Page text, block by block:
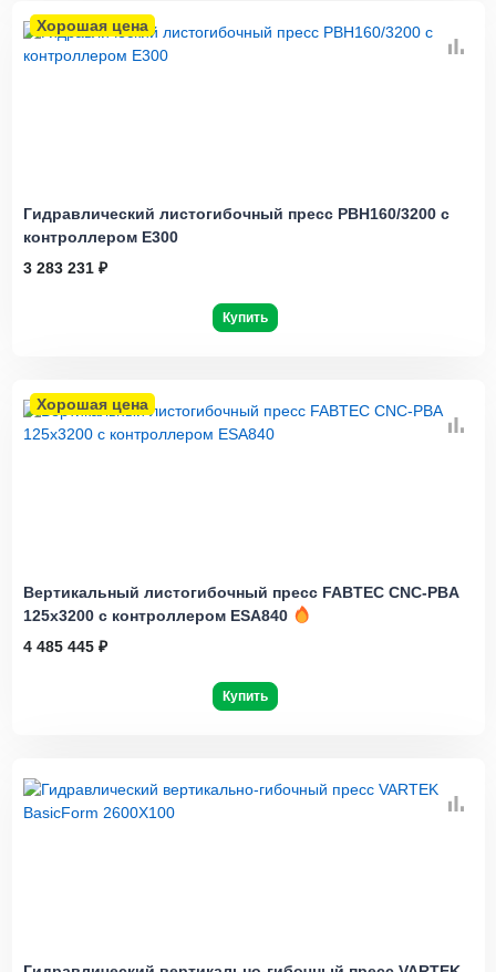
Хорошая цена
Гидравлический листогибочный пресс PBH160/3200 с
контроллером E300
3 283 231 ₽
Купить
Хорошая цена
Вертикальный листогибочный пресс FABTEC CNC-PBA
125х3200 с контроллером ESA840
4 485 445 ₽
Купить